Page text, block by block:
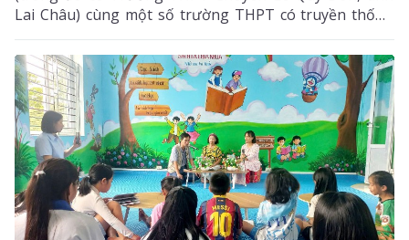
Lai Châu) cùng một số trường THPT có truyền thống
chất lượng cao trên cả nước.